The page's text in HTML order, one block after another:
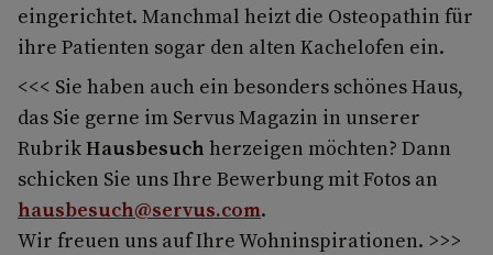
eingerichtet. Manchmal heizt die Osteopathin für
ihre Patienten sogar den alten Kachelofen ein.
<<< Sie haben auch ein besonders schönes Haus,
das Sie gerne im Servus Magazin in unserer
RubrikHausbesuch herzeigen möchten? Dann
schicken Sie uns Ihre Bewerbung mit Fotos an
hausbesuch@servus.com.
Wir freuen uns auf Ihre Wohninspirationen. >>>